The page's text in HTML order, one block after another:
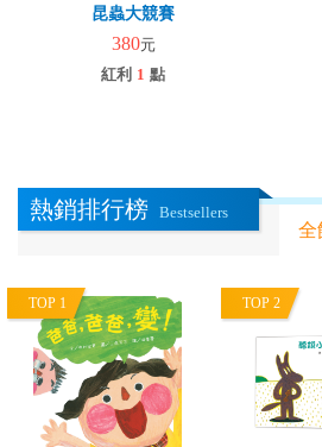
昆蟲大競賽
380元
紅利 1 點
熱銷排行榜 Bestsellers
全
TOP 1 TOP 2